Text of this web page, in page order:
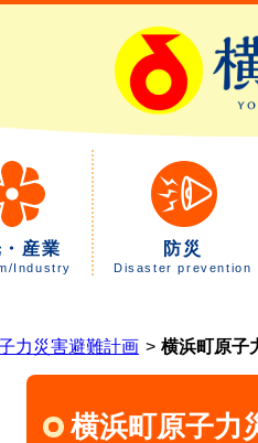
産業
Industry
防災
Disaster prevention
力災害避難計画 横浜町原子
横浜町原子力